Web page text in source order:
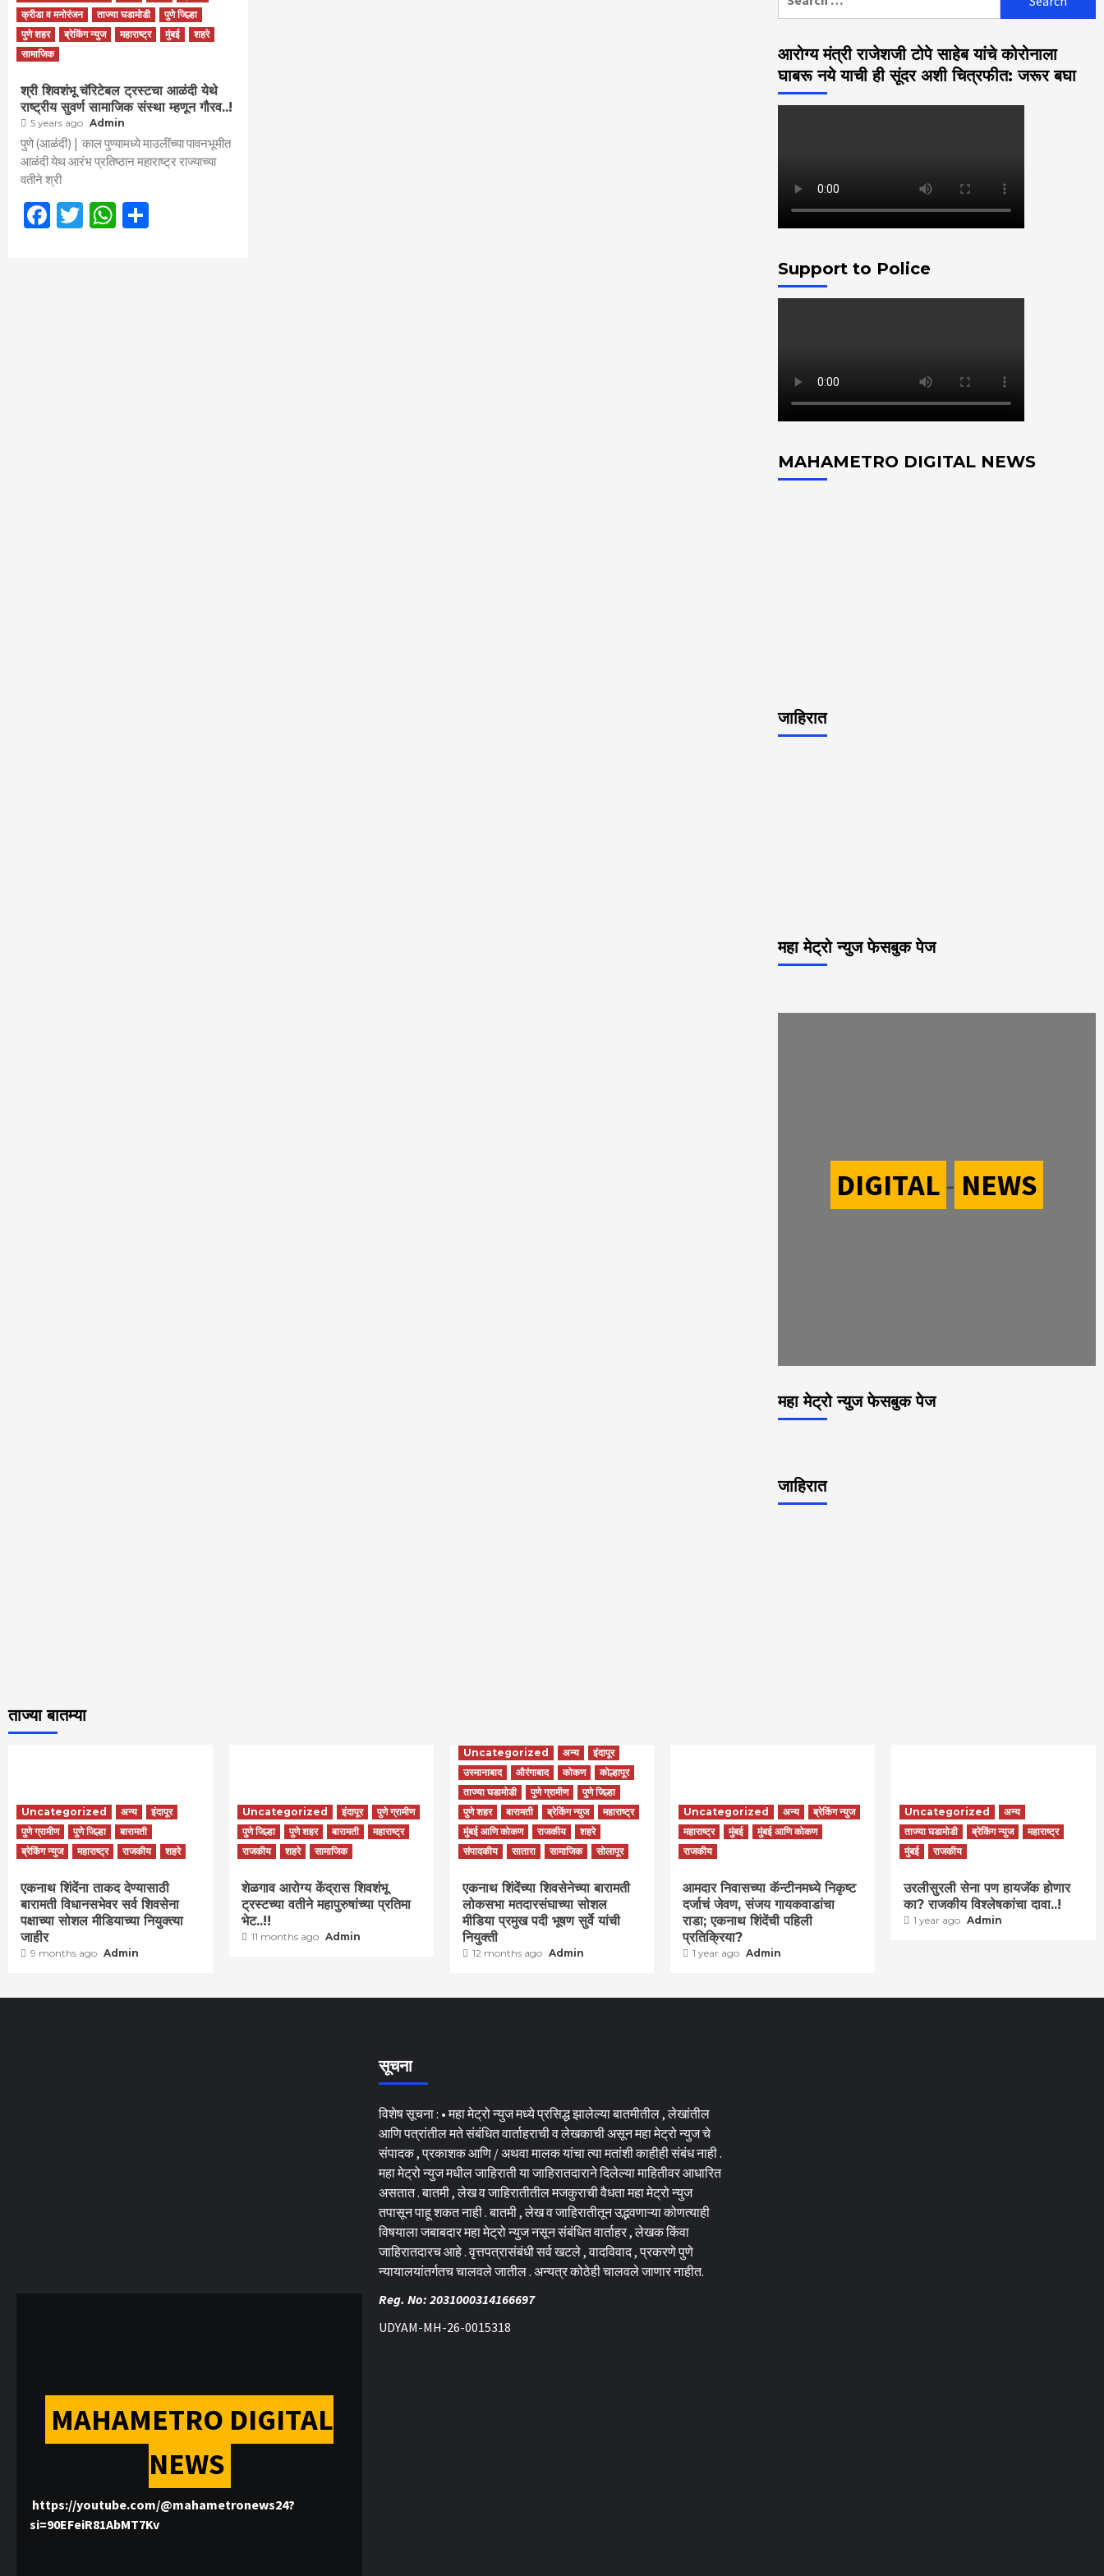
क्रीडा व मनोरंजन
ताज्या घडामोडी
पुणे जिल्हा
पुणे शहर
ब्रेकिंग न्युज महाराष्ट्र मुंबई
शहरे
सामाजिक
श्री शिवशंभू चॅरिटेबल ट्रस्टचा आळंदी येथे
राष्ट्रीय सुवर्ण सामाजिक संस्था म्हणून गौरव..!
5 years ago Admin
पुणे (आळंदी) | काल पुण्यामध्ये माउलींच्या पावनभूमीत
आळंदी येथ आरंभ प्रतिष्ठान महाराष्ट्र राज्याच्या
वतीने श्री
Facebook
TwitterWhatsApp
आरोग्य मंत्री राजेशजी टोपे साहेब यांचे कोरोनाला
घाबरू नये याची ही सूंदर अशी चित्रफीत: जरूर बघा
Support to Police
MAHAMETRO DIGITAL NEWS
जाहिरात
महा मेट्रो न्युज फेसबुक पेज
DIGITAL - NEWS
महा मेट्रो न्युज फेसबुक पेज
जाहिरात
ताज्या बातम्या
Uncategorized अन्य
इंदापूर
पुणे ग्रामीण
पुणे जिल्हा
बारामती
ब्रेकिंग न्युज
महाराष्ट्र राजकीय शहरे
एकनाथ शिंदेंना ताकद देण्यासाठी
बारामती विधानसभेवर सर्व शिवसेना
पक्षाच्या सोशल मीडियाच्या नियुक्त्या
जाहीर
9 months ago Admin
Uncategorized इंदापूर
पुणे ग्रामीण
पुणे जिल्हा
पुणे शहर बारामती
महाराष्ट्र
राजकीय
शहरे सामाजिक
शेळगाव आरोग्य केंद्रास शिवशंभू
ट्रस्टच्या वतीने महापुरुषांच्या प्रतिमा
भेट..!!
11 months ago Admin
Uncategorized अन्य
इंदापूर
उस्मानाबाद
औरंगाबाद कोकण
कोल्हापूर
ताज्या घडामोडी
पुणे ग्रामीण
पुणे जिल्हा
पुणे शहर
बारामती ब्रेकिंग न्युज
महाराष्ट्र
मुंबई आणि कोकण
राजकीय
शहरे
संपादकीय
सातारा सामाजिक सोलापूर
एकनाथ शिंदेंच्या शिवसेनेच्या बारामती
लोकसभा मतदारसंघाच्या सोशल
मीडिया प्रमुख पदी भूषण सुर्वे यांची
नियुक्ती
12 months ago Admin
Uncategorized अन्य
ब्रेकिंग न्युज
महाराष्ट्र
मुंबई
मुंबई आणि कोकण
राजकीय
आमदार निवासच्या कॅन्टीनमध्ये निकृष्ट
दर्जाचं जेवण, संजय गायकवाडांचा
राडा; एकनाथ शिंदेंची पहिली
प्रतिक्रिया?
1 year ago Admin
Uncategorized
अन्य
ताज्या घडामोडी
ब्रेकिंग न्युज
महाराष्ट्र
मुंबई
राजकीय
उरलीसुरली सेना पण हायजॅक होणार
का? राजकीय विश्लेषकांचा दावा..!
1 year ago Admin
MAHAMETRO DIGITAL
NEWS
https://youtube.com/@mahametronews24?
si=90EFeiR81AbMT7Kv
सूचना
विशेष सूचना : • महा मेट्रो न्युज मध्ये प्रसिद्ध झालेल्या बातमीतील , लेखांतील
आणि पत्रांतील मते संबंधित वार्ताहराची व लेखकाची असून महा मेट्रो न्युज चे
संपादक , प्रकाशक आणि / अथवा मालक यांचा त्या मतांशी काहीही संबंध नाही .
महा मेट्रो न्युज मधील जाहिराती या जाहिरातदाराने दिलेल्या माहितीवर आधारित
असतात . बातमी , लेख व जाहिरातीतील मजकुराची वैधता महा मेट्रो न्युज
तपासून पाहू शकत नाही . बातमी , लेख व जाहिरातीतून उद्भवणाऱ्या कोणत्याही
विषयाला जबाबदार महा मेट्रो न्युज नसून संबंधित वार्ताहर , लेखक किंवा
जाहिरातदारच आहे . वृत्तपत्रासंबंधी सर्व खटले , वादविवाद , प्रकरणे पुणे
न्यायालयांतर्गतच चालवले जातील . अन्यत्र कोठेही चालवले जाणार नाहीत.
Reg. No: 2031000314166697
UDYAM-MH-26-0015318